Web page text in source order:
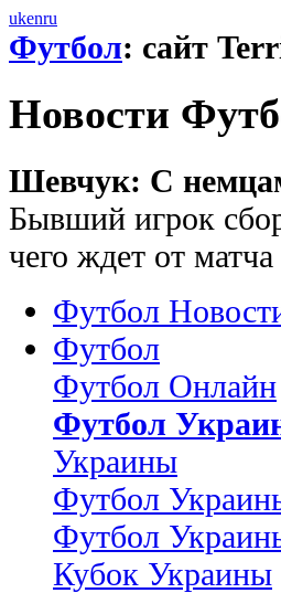
ukenru
Футбол: сайт
Новости
Шевчук: С
Бывший игрок
чего ждет от
Футбол
Футбол
Футбол Онлайн
Футбол
Украины
Футбол
Футбол
Кубок Украины